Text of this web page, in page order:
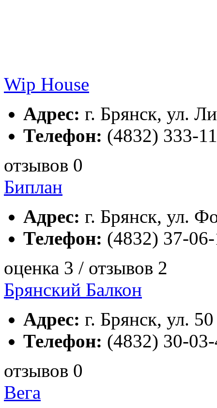
Wip House
Адрес: г. Брянск, ул.
Телефон: (4832) 333-
отзывов 0
Биплан
Адрес: г. Брянск, ул.
Телефон: (4832) 37-
оценка 3 / отзывов 2
Брянский Балкон
Адрес: г. Брянск, ул.
Телефон: (4832) 30-
отзывов 0
Вега